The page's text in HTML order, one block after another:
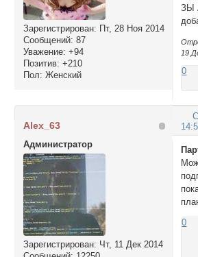
Зарегистрирован: Пт, 28 Ноя 2014
Сообщений: 87
Уважение: +94
Позитив: +210
Пол: Женский
ЗЫ
19
0
Alex_63
Администратор
Зарегистрирован: Чт, 11 Дек 2014
0